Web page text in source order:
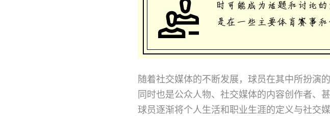
随着社交媒体的不断发展，球员在其中所扮演
同时也是公众人物、社交媒体的内容创作者、
球员逐渐将个人生活和职业生涯的定义与社交